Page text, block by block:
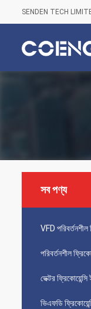
SENDEN TECH
সব পণ্য
VFD পরিবর্তনশীল
পরিবর্তনশীল
ভেক্টর ফ্রিকোয়েন্সি
ভিএফডি